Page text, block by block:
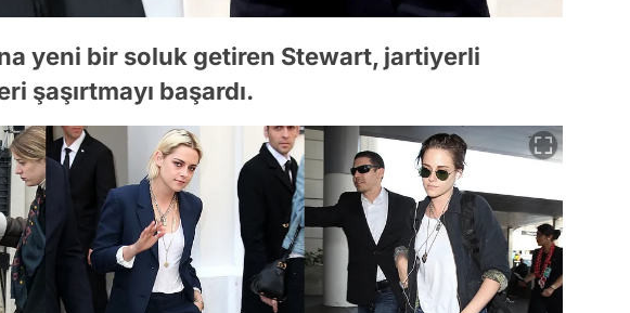
yeni bir soluk getiren Stewart, jartiyerli
şaşırtmayı başardı.